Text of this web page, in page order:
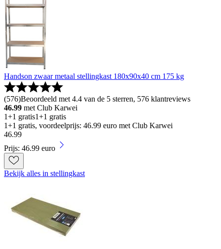
Handson zwaar metaal stellingkast 180x90x40 cm 175 kg
(576)Beoordeeld met 4.4 van de 5 sterren, 576 klantreviews
46.99 met Club Karwei
1+1 gratis1+1 gratis
1+1 gratis, voordeelprijs: 46.99 euro met Club Karwei
46.99
Prijs: 46.99 euro
Bekijk alles in stellingkast